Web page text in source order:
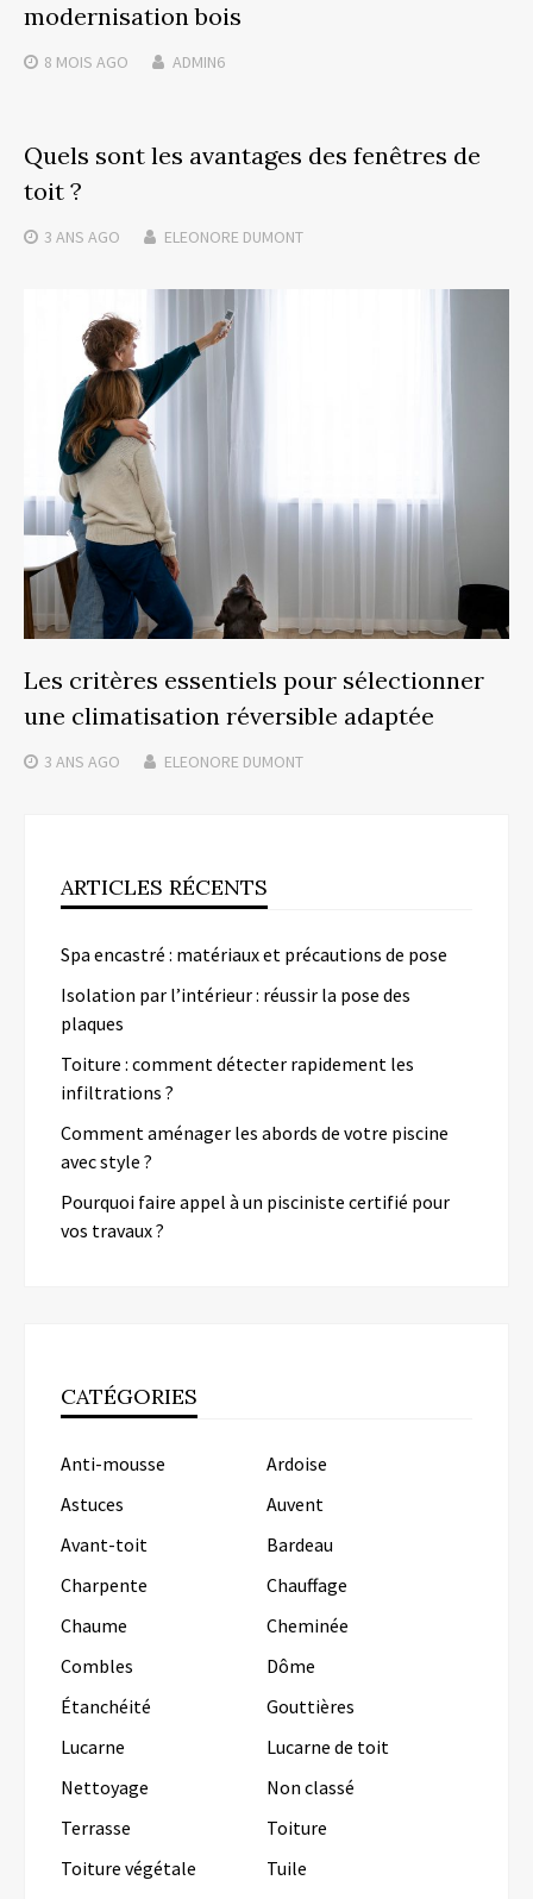
modernisation bois
8 MOIS AGO ADMIN6
Quels sont les avantages des fenêtres de
toit ?
3 ANS AGO ELEONORE DUMONT
Les critères essentiels pour sélectionner
une climatisation réversible adaptée
3 ANS AGO ELEONORE DUMONT
ARTICLES RÉCENTS
Spa encastré : matériaux et précautions de pose
Isolation par l’intérieur : réussir la pose des
plaques
Toiture : comment détecter rapidement les
infiltrations ?
Comment aménager les abords de votre piscine
avec style ?
Pourquoi faire appel à un pisciniste certifié pour
vos travaux ?
CATÉGORIES
Anti-mousse
Ardoise
Astuces
Auvent
Avant-toit
Bardeau
Charpente
Chauffage
Chaume
Cheminée
Combles
Dôme
Étanchéité
Gouttières
Lucarne
Lucarne de toit
Nettoyage
Non classé
Terrasse
Toiture
Toiture végétale
Tuile